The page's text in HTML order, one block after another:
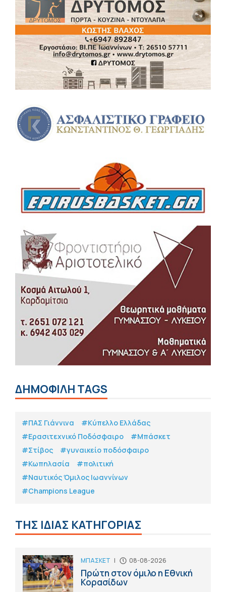
ΔΗΜΟΦΙΛΗ TAGS
#ΠΑΣ Γιάννινα
#Κύπελλο Ελλάδας
#Eρασιτεχνικό Ποδόσφαιρο
#Μπάσκετ
#Στίβος
#γυναικείο ποδόσφαιρο
#Κωπηλασία
#πολιτική
#Ναυτικός Όμιλος Ιωαννίνων
#Champions League
ΤΗΣ ΙΔΙΑΣ ΚΑΤΗΓΟΡΙΑΣ
ΜΠΑΣΚΕΤ | 08-08-2026
Πρώτη στον όμιλο η Εθνική
Κορασίδων